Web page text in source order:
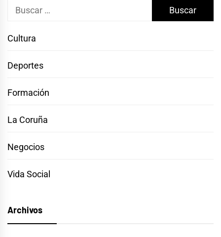
Buscar:
Cultura
Deportes
Formación
La Coruña
Negocios
Vida Social
Archivos